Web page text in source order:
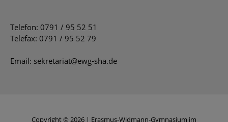
Telefon: 0791 / 95 52 51
Telefax: 0791 / 95 52 79
Email: sekretariat@ewg-sha.de
Copyright © 2026 | Erasmus-Widmann-Gymnasium im